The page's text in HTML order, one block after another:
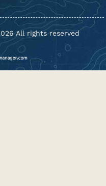
All rights reserved